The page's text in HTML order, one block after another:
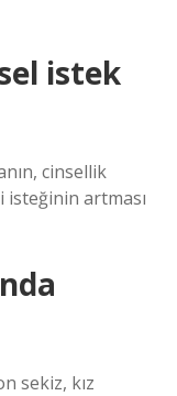
istek
cinsellik
artması
sekiz, kız